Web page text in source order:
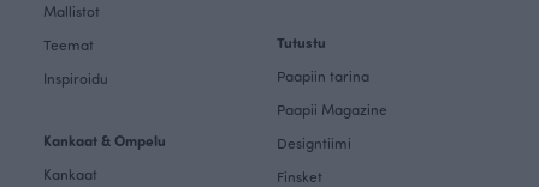
Mallistot
Teemat
Inspiroidu
Kankaat & Ompelu
Kankaat
Tutustu
Paapiin tarina
Paapii Magazine
Designtiimi
Finsket